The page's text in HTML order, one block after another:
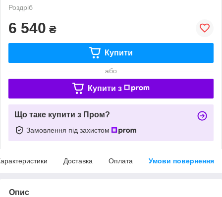
Роздріб
6 540 ₴
Купити
або
Купити з
Що таке купити з Пром?
Замовлення під захистом
Доставка Оплата Умови повернення
Опис